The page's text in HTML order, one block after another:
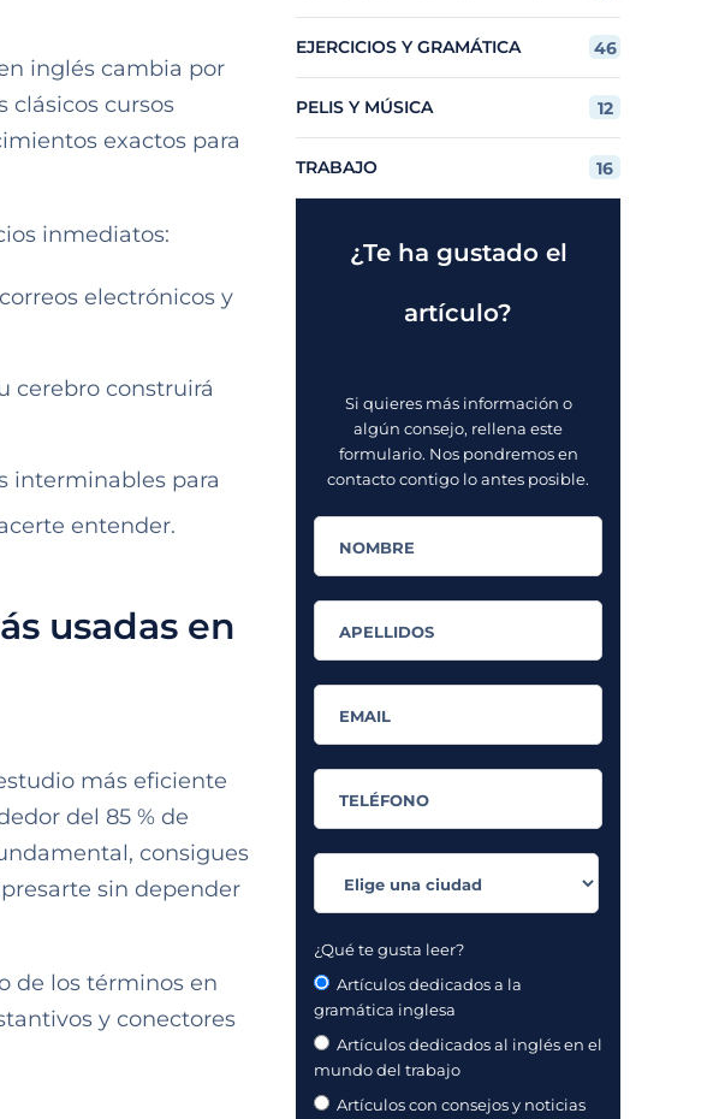
inglés cambia por
clásicos cursos
exactos para
inmediatos:
electrónicos y
cerebro construirá
interminables para
entender.
usadas en
más eficiente
del 85 % de
consigues
sin depender
de los términos en
y conectores
EJERCICIOS Y GRAMÁTICA 46
PELIS Y MÚSICA 12
TRABAJO 16
¿Te ha gustado el
artículo?
Si quieres más información o
algún consejo, rellena este
formulario. Nos pondremos en
contacto contigo lo antes posible.
¿Qué te gusta leer?
Artículos dedicados a la
gramática inglesa
Artículos dedicados al inglés en el
mundo del trabajo
Artículos con consejos y noticias